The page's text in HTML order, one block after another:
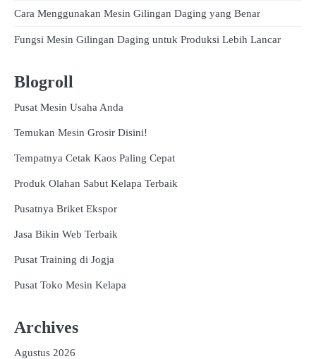
Cara Menggunakan Mesin Gilingan Daging yang Benar
Fungsi Mesin Gilingan Daging untuk Produksi Lebih Lancar
Blogroll
Pusat Mesin Usaha Anda
Temukan Mesin Grosir Disini!
Tempatnya Cetak Kaos Paling Cepat
Produk Olahan Sabut Kelapa Terbaik
Pusatnya Briket Ekspor
Jasa Bikin Web Terbaik
Pusat Training di Jogja
Pusat Toko Mesin Kelapa
Archives
Agustus 2026